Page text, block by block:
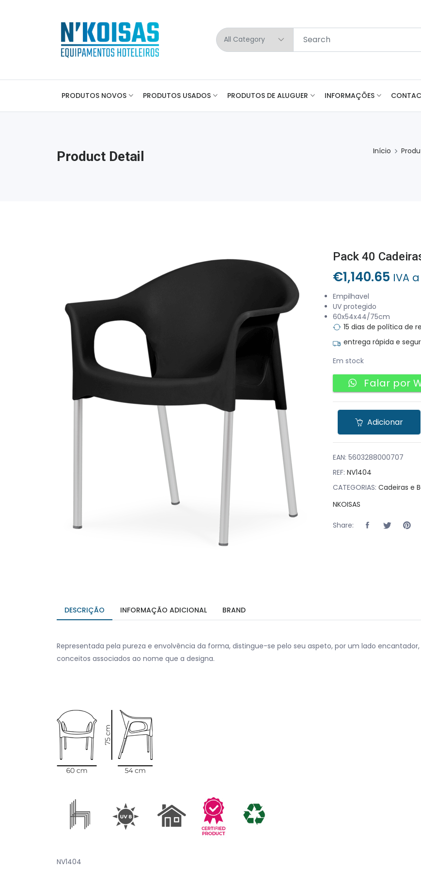
PRODUTOS NOVOS PRODUTOS USADOS PRODUTOS DE ALUGUER INFORMAÇÕES
Product Detail Início
Pack 40
€1,140.65 IVA
Empilhavel
UV protegido
60x54x44/75cm
15 dias de política de
entrega rápida e
Em stock
Falar por
Adicionar
EAN: 5603288000707
REF: NV1404
CATEGORIAS: Cadeiras e
NKOISAS
Share:
DESCRIÇÃO INFORMAÇÃO ADICIONAL BRAND
Representada pela pureza e envolvência da forma, distingue-se pelo seu aspeto, por um lado
conceitos associados ao nome que a designa.
NV1404